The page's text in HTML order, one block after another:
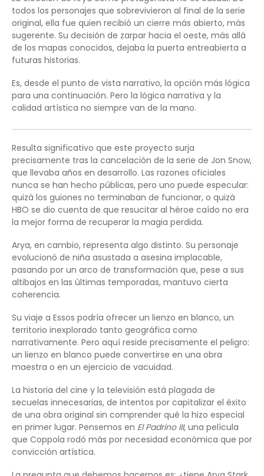
todos los personajes que sobrevivieron al final de la serie
original, ella fue quien recibió un cierre más abierto, más
sugerente. Su decisión de zarpar hacia el oeste, más allá
de los mapas conocidos, dejaba la puerta entreabierta a
futuras historias.
Es, desde el punto de vista narrativo, la opción más lógica
para una continuación. Pero la lógica narrativa y la
calidad artística no siempre van de la mano.
Resulta significativo que este proyecto surja
precisamente tras la cancelación de la serie de Jon Snow,
que llevaba años en desarrollo. Las razones oficiales
nunca se han hecho públicas, pero uno puede especular:
quizá los guiones no terminaban de funcionar, o quizá
HBO se dio cuenta de que resucitar al héroe caído no era
la mejor forma de recuperar la magia perdida.
Arya, en cambio, representa algo distinto. Su personaje
evolucionó de niña asustada a asesina implacable,
pasando por un arco de transformación que, pese a sus
altibajos en las últimas temporadas, mantuvo cierta
coherencia.
Su viaje a Essos podría ofrecer un lienzo en blanco, un
territorio inexplorado tanto geográfica como
narrativamente. Pero aquí reside precisamente el peligro:
un lienzo en blanco puede convertirse en una obra
maestra o en un ejercicio de vacuidad.
La historia del cine y la televisión está plagada de
secuelas innecesarias, de intentos por capitalizar el éxito
de una obra original sin comprender qué la hizo especial
en primer lugar. Pensemos en El Padrino III, una película
que Coppola rodó más por necesidad económica que por
convicción artística.